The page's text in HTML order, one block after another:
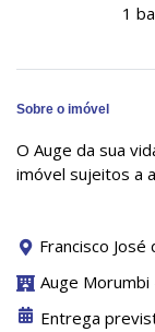
1
Sobre o imóvel
O Auge da sua
imóvel sujeitos a
Francisco José
Auge Morumbi
Entrega